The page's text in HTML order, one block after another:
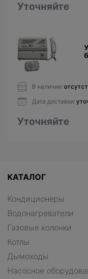
Уточняйте
В наличии:
Дата доставки:
Уточняйте
КАТАЛОГ
Кондиционеры
Водонагреватели
Газовые колонки
Котлы
Дымоходы
Насосное